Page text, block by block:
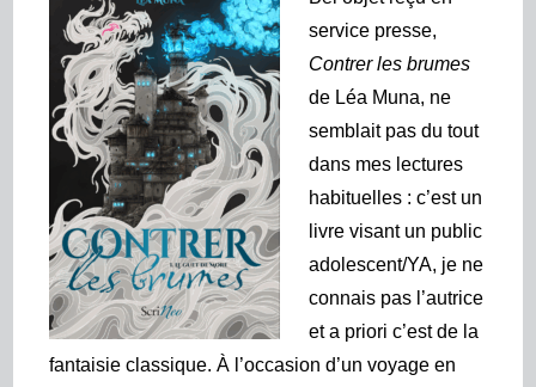
service presse,
Contrer les brumes
de Léa Muna, ne
semblait pas du tout
dans mes lectures
habituelles : c’est un
livre visant un public
adolescent/YA, je ne
connais pas l’autrice
et a priori c’est de la
fantaisie classique. À l’occasion d’un voyage en